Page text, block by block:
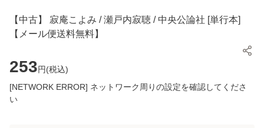
【中古】 寂庵こよみ / 瀬戸内寂聴 / 中央公論社 [単行本]
【メール便送料無料】
253円(税込)
[NETWORK ERROR] ネットワーク周りの設定を確認してくださ
い